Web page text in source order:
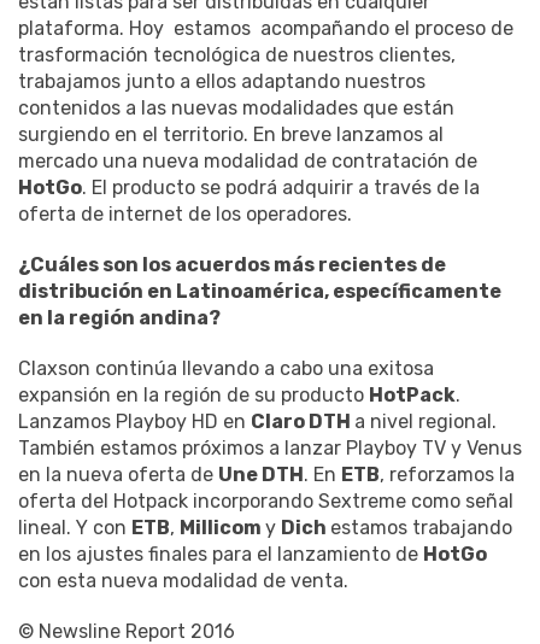
plataforma. Hoy estamos acompañando el proceso de
trasformación tecnológica de nuestros clientes,
trabajamos junto a ellos adaptando nuestros
contenidos a las nuevas modalidades que están
surgiendo en el territorio. En breve lanzamos al
mercado una nueva modalidad de contratación de
HotGo. El producto se podrá adquirir a través de la
oferta de internet de los operadores.
¿Cuáles son los acuerdos más recientes de
distribución en Latinoamérica, específicamente
en la región andina?
Claxson continúa llevando a cabo una exitosa
expansión en la región de su producto HotPack.
Lanzamos Playboy HD en Claro DTH a nivel regional.
También estamos próximos a lanzar Playboy TV y Venus
en la nueva oferta de Une DTH. En ETB, reforzamos la
oferta del Hotpack incorporando Sextreme como señal
lineal. Y con ETB, Millicom y Dich estamos trabajando
en los ajustes finales para el lanzamiento de HotGo
con esta nueva modalidad de venta.
© Newsline Report 2016